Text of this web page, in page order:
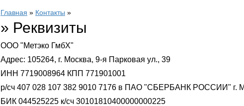
Главная » Контакты »
» Реквизиты
ООО "Метэко ГмбХ"
Адрес: 105264, г. Москва, 9-я Парковая ул., 39
ИНН 7719008964 КПП 771901001
р/сч 407 028 107 382 9010 7176 в ПАО "СБЕРБАНК РОССИИ" г.
БИК 044525225 к/сч 30101810400000000225